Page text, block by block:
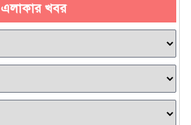
এলাকার খবর